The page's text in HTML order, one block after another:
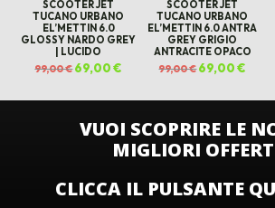
SCOOTER JET
TUCANO URBANO
EL’METTIN 6.0
GLOSSY NARDO GREY
| LUCIDO
99,00€Il
prezzo
99,00 €.
69,00€
69,00 €.
SCOOTER JET
TUCANO URBANO
EL’METTIN 6.0 ANTRA
GREY GRIGIO
ANTRACITE OPACO
99,00€Il
prezzo
99,00 €.
69,00€
VUOI SCOPRIRE LE
MIGLIORI
CLICCA IL PULSANTE